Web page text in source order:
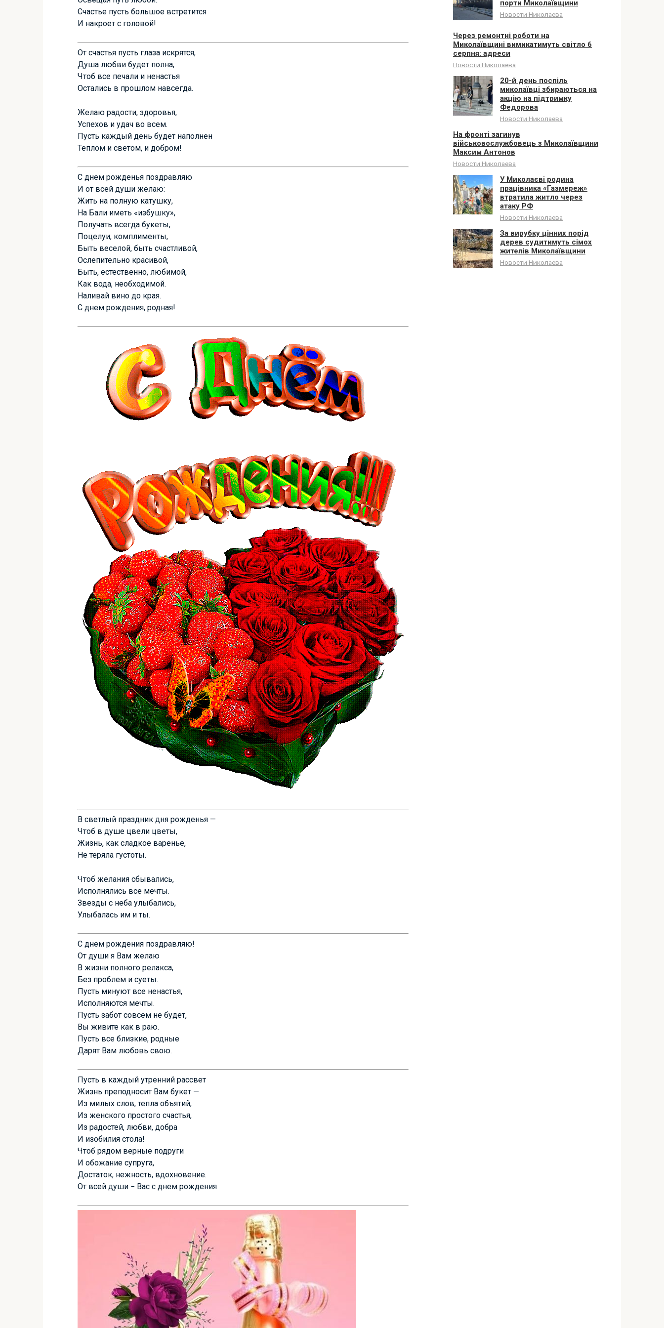
Счастье пусть большое встретится
И накроет с головой!
От счастья пусть глаза искрятся,
Душа любви будет полна,
Чтоб все печали и ненастья
Остались в прошлом навсегда.
Желаю радости, здоровья,
Успехов и удач во всем.
Пусть каждый день будет наполнен
Теплом и светом, и добром!
С днем рожденья поздравляю
И от всей души желаю:
Жить на полную катушку,
На Бали иметь «избушку»,
Получать всегда букеты,
Поцелуи, комплименты,
Быть веселой, быть счастливой,
Ослепительно красивой,
Быть, естественно, любимой,
Как вода, необходимой.
Наливай вино до края.
С днем рождения, родная!
В светлый праздник дня рожденья —
Чтоб в душе цвели цветы,
Жизнь, как сладкое варенье,
Не теряла густоты.
Чтоб желания сбывались,
Исполнялись все мечты.
Звезды с неба улыбались,
Улыбалась им и ты.
С днем рождения поздравляю!
От души я Вам желаю
В жизни полного релакса,
Без проблем и суеты.
Пусть минуют все ненастья,
Исполняются мечты.
Пусть забот совсем не будет,
Вы живите как в раю.
Пусть все близкие, родные
Дарят Вам любовь свою.
Пусть в каждый утренний рассвет
Жизнь преподносит Вам букет —
Из милых слов, тепла объятий,
Из женского простого счастья,
Из радостей, любви, добра
И изобилия стола!
Чтоб рядом верные подруги
И обожание супруга,
Достаток, нежность, вдохновение.
От всей души − Вас с днем рождения
порти Миколаївщини
Новости Николаева
Через ремонтні роботи на
Миколаївщині вимикатимуть світло 6
серпня: адреси
Новости Николаева
20-й день поспіль
миколаївці збираються на
акцію на підтримку
Федорова
Новости Николаева
На фронті загинув
військовослужбовець з Миколаївщини
Максим Антонов
Новости Николаева
У Миколаєві родина
працівника «Газмереж»
втратила житло через
атаку РФ
Новости Николаева
За вирубку цінних порід
дерев судитимуть сімох
жителів Миколаївщини
Новости Николаева